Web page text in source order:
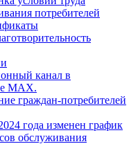
потребителей
канал в
MAX.
граждан-потребителей
года изменен график
обслуживания